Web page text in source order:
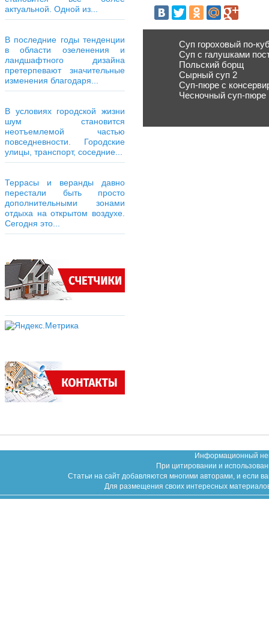
актуальной. Одной из...
В последние годы тенденции
в области озеленения и
ландшафтного дизайна
претерпевают значительные
изменения благодаря...
В условиях городской жизни
шум становится
неотъемлемой частью
повседневности. Городские
улицы, транспорт, соседние...
Террасы и веранды давно
перестали быть просто
дополнительными зонами
отдыха на открытом воздухе.
Сегодня это...
Суп гороховый по-
Суп с галушками
Польский борщ
Сырный суп 2
Суп-пюре с
Чесночный суп-пюре
Информационный
При цитировании и
Статьи на сайт добавляются многими авторами, и если
Для размещения своих интересных